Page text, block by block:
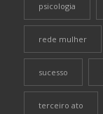
psicologia
rede mulher
sucesso
terceiro ato